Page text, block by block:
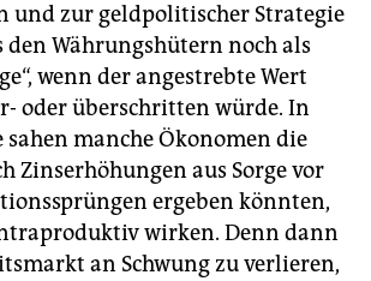
und zur geldpolitischer Strategie
den Währungshütern noch als
wenn der angestrebte Wert
oder überschritten würde. In
sahen manche Ökonomen die
Zinserhöhungen aus Sorge vor
ergeben könnten,
wirken. Denn dann
an Schwung zu verlieren,